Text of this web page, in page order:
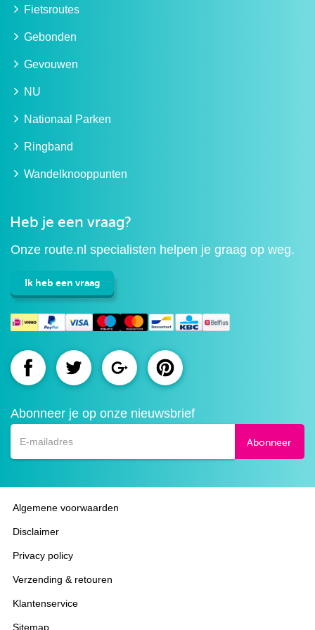
Fietsroutes
Gebonden
Gevouwen
NU
Nationaal Parken
Ringband
Wandelknooppunten
Heb je een vraag?
Onze route.nl specialisten helpen je graag op weg.
Ik heb een vraag
Route.nl
Facebook
Route.nlRoute.nlRoute.nl
Abonneer je op onze nieuwsbrief
Abonneer
Algemene voorwaarden
Disclaimer
Privacy policy
Verzending & retouren
Klantenservice
Sitemap